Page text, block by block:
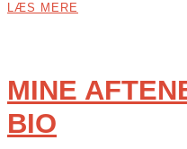
LÆS MERE
MINE
BIO